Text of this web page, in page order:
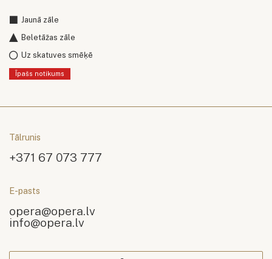
Jaunā zāle
Beletāžas zāle
Uz skatuves smēķē
Īpašs notikums
Tālrunis
+371 67 073 777
E-pasts
opera@opera.lv
info@opera.lv